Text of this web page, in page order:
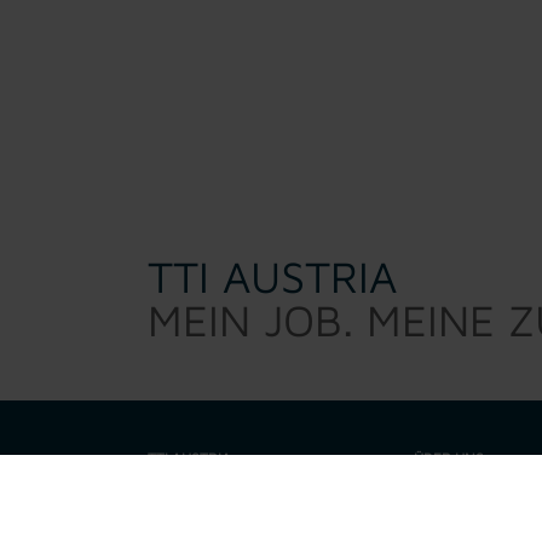
TTI AUSTRIA
MEIN JOB. MEINE
TTI AUSTRIA ÜBER UNS